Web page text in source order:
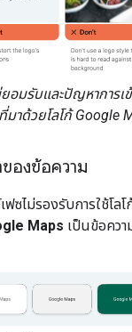
อมรับและปัญหาการเ
มาด้วยโลโก้ Google
องข้อความ
ซไม่รองรับการใช้โล
Maps เป็นข้อคว